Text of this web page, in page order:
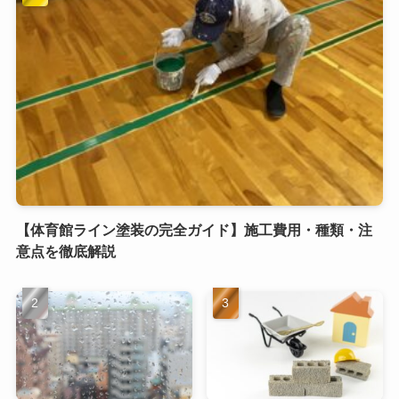
【体育館ライン塗装の完全ガイド】施工費用・種類・注
意点を徹底解説